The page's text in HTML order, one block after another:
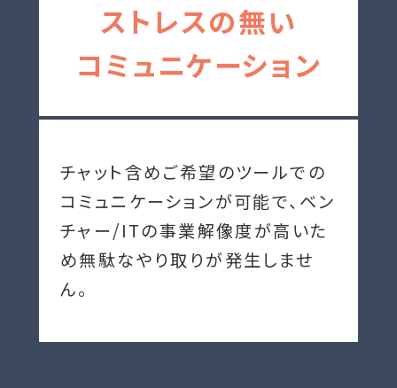
ストレスの無い
コミュニケーション
チャット含めご希望のツールでの
コミュニケーションが可能で、ベン
チャー/ITの事業解像度が高いた
め無駄なやり取りが発生しませ
ん。